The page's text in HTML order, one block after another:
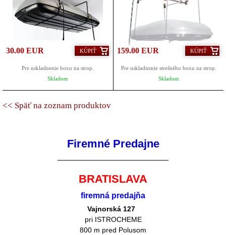
30.00 EUR KÚPIŤ
Pre uskladnenie boxu na strop.
Skladom
159.00 EUR KÚPIŤ
Pre uskladnenie strešného boxu na strop.
Skladom
<< Späť na zoznam produktov
Firemné Predajne
BRATISLAVA
firemná predajňa
Vajnorská 127
pri ISTROCHEME
800 m pred Polusom